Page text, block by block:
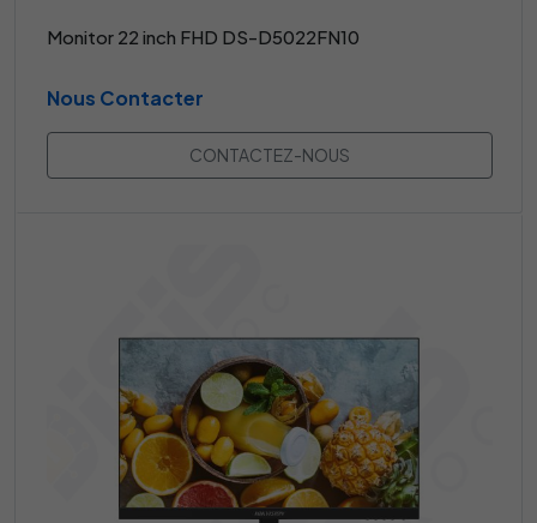
Monitor 22 inch FHD DS-D5022FN10
Nous Contacter
CONTACTEZ-NOUS